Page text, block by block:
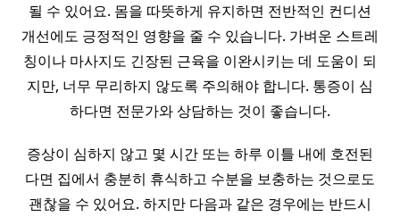
될 수 있어요. 몸을 따뜻하게 유지하면 전반적인 컨디션
개선에도 긍정적인 영향을 줄 수 있습니다. 가벼운 스트레
칭이나 마사지도 긴장된 근육을 이완시키는 데 도움이 되
지만, 너무 무리하지 않도록 주의해야 합니다. 통증이 심
하다면 전문가와 상담하는 것이 좋습니다.
증상이 심하지 않고 몇 시간 또는 하루 이틀 내에 호전된
다면 집에서 충분히 휴식하고 수분을 보충하는 것으로도
괜찮을 수 있어요. 하지만 다음과 같은 경우에는 반드시